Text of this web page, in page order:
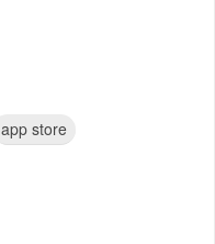
app store